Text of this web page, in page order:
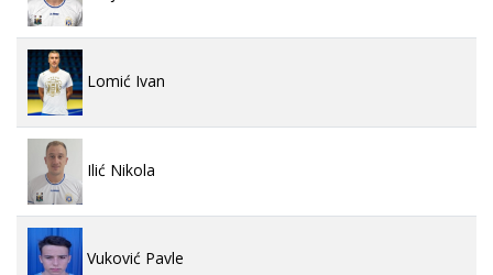
Lomić Ivan
Ilić Nikola
Vuković Pavle